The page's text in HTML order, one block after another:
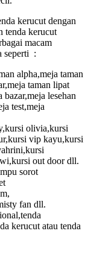
kerucut dengan
tenda kerucut
macam
seperti :
alpha,meja taman
taman lipat
lesehan
test,meja
olivia,kursi
vip kayu,kursi
out door dll.
sorot
fan dll.
kerucut atau tenda